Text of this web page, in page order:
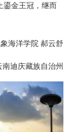
鎏金王冠，继而
海洋学院 郝云舒
南迪庆藏族自治州